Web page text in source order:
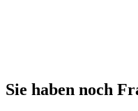
Sie haben noch